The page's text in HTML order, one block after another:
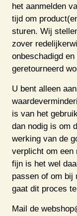
het aanmelden
tijd om
sturen. Wij
zover
onbeschadigd
geretourneerd
U bent alleen
is van het
dan nodig is om
werking van de
verplicht om een
fijn is het wel
passen of om bij
gaat dit proces
Mail de